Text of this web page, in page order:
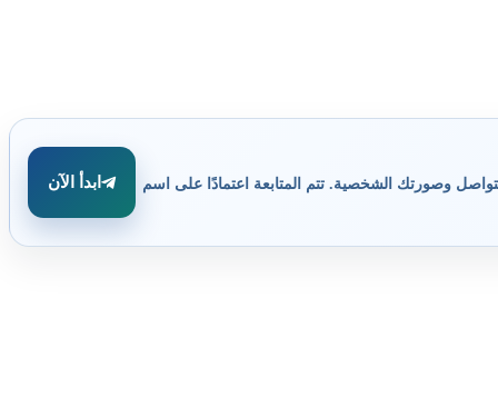
وصورتك الشخصية. تتم المتابعة اعتمادًا على اسم ابدأ الآن